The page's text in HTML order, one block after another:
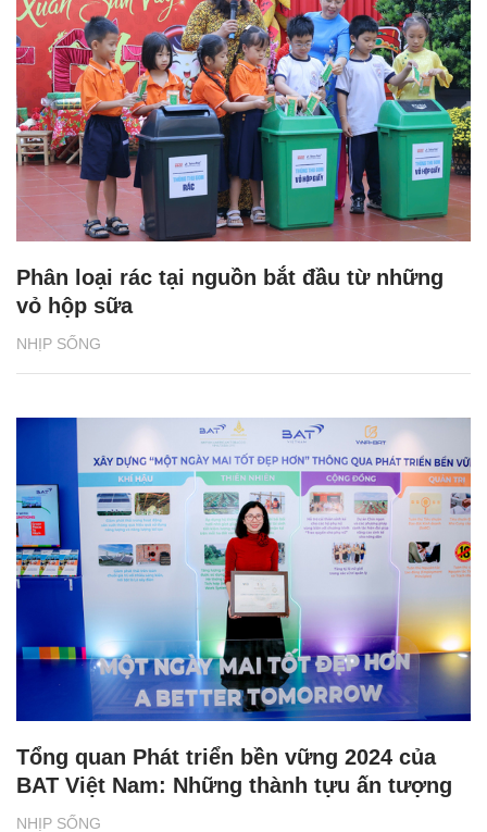
NHỊP SỐNG
Phân loại rác tại nguồn bắt đầu từ những
vỏ hộp sữa
NHỊP SỐNG
Tổng quan Phát triển bền vững 2024 của
BAT Việt Nam: Những thành tựu ấn tượng